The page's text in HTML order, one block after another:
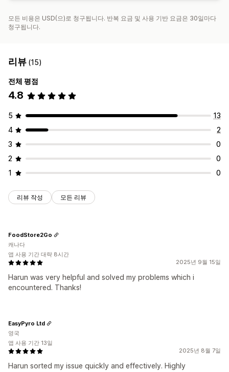
모든 비용은 USD(으)로 청구됩니다. 반복 요금 및 사용 기반 요금은 30일마다
청구됩니다.
리뷰 (15)
전체 평점
4.8
5
13
4
2
3
0
2
0
1
0
리뷰 작성 모든 리뷰
2025년 9월 15일
Harun was very helpful and solved my problems which i
encountered. Thanks!
FoodStore2Go
캐나다
앱 사용 기간 대략 8시간
2025년 8월 7일
Harun sorted my issue quickly and effectively. Highly
EasyPyro Ltd
영국
앱 사용 기간 13일